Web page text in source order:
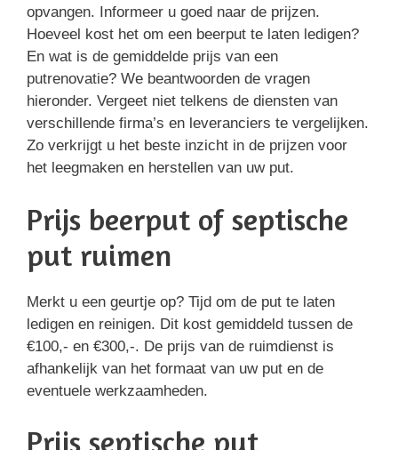
opvangen. Informeer u goed naar de prijzen.
Hoeveel kost het om een beerput te laten ledigen?
En wat is de gemiddelde prijs van een
putrenovatie? We beantwoorden de vragen
hieronder. Vergeet niet telkens de diensten van
verschillende firma’s en leveranciers te vergelijken.
Zo verkrijgt u het beste inzicht in de prijzen voor
het leegmaken en herstellen van uw put.
Prijs beerput of septische
put ruimen
Merkt u een geurtje op? Tijd om de put te laten
ledigen en reinigen. Dit kost gemiddeld tussen de
€100,- en €300,-. De prijs van de ruimdienst is
afhankelijk van het formaat van uw put en de
eventuele werkzaamheden.
Prijs septische put